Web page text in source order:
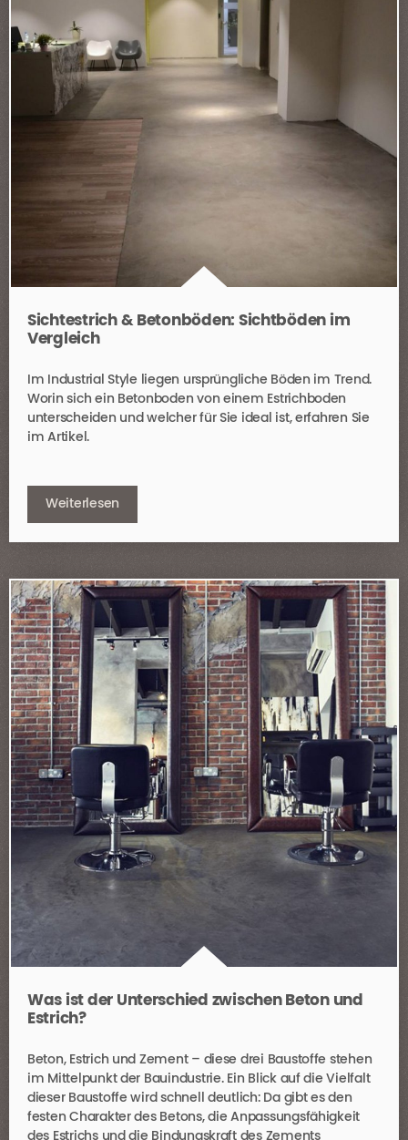
Sichtestrich & Betonböden: Sichtböden im
Vergleich
Im Industrial Style liegen ursprüngliche Böden im Trend.
Worin sich ein Betonboden von einem Estrichboden
unterscheiden und welcher für Sie ideal ist, erfahren Sie
im Artikel.
Weiterlesen
Was ist der Unterschied zwischen Beton und
Estrich?
Beton, Estrich und Zement – diese drei Baustoffe stehen
im Mittelpunkt der Bauindustrie. Ein Blick auf die Vielfalt
dieser Baustoffe wird schnell deutlich: Da gibt es den
festen Charakter des Betons, die Anpassungsfähigkeit
des Estrichs und die Bindungskraft des Zements